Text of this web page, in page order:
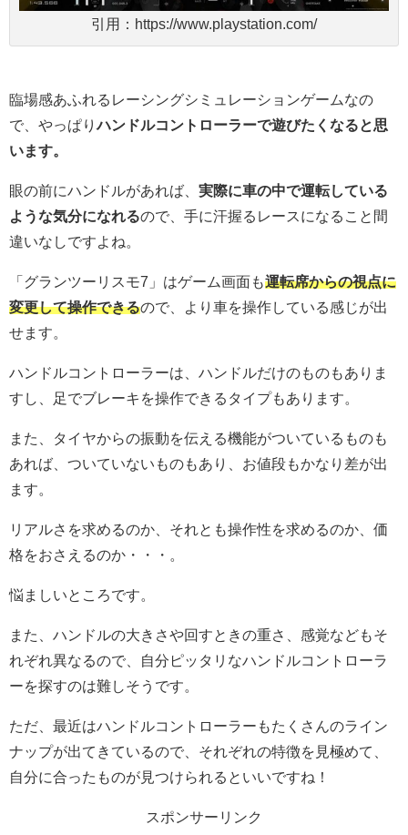
引用：https://www.playstation.com/
臨場感あふれるレーシングシミュレーションゲームなの
で、やっぱり ハンドルコントローラーで遊びたくなると思
います。
眼の前にハンドルがあれば、 実際に車の中で運転している
ような気分になれるので、手に汗握るレースになること間
違いなしですよね。
「グランツーリスモ7」はゲーム画面も運転席からの視点に
変更して操作できるので、より車を操作している感じが出
せます。
ハンドルコントローラーは、ハンドルだけのものもありま
すし、足でブレーキを操作できるタイプもあります。
また、タイヤからの振動を伝える機能がついているものも
あれば、ついていないものもあり、お値段もかなり差が出
ます。
リアルさを求めるのか、それとも操作性を求めるのか、価
格をおさえるのか・・・。
悩ましいところです。
また、ハンドルの大きさや回すときの重さ、感覚などもそ
れぞれ異なるので、自分ピッタリなハンドルコントローラ
ーを探すのは難しそうです。
ただ、最近はハンドルコントローラーもたくさんのライン
ナップが出てきているので、それぞれの特徴を見極めて、
自分に合ったものが見つけられるといいですね！
スポンサーリンク